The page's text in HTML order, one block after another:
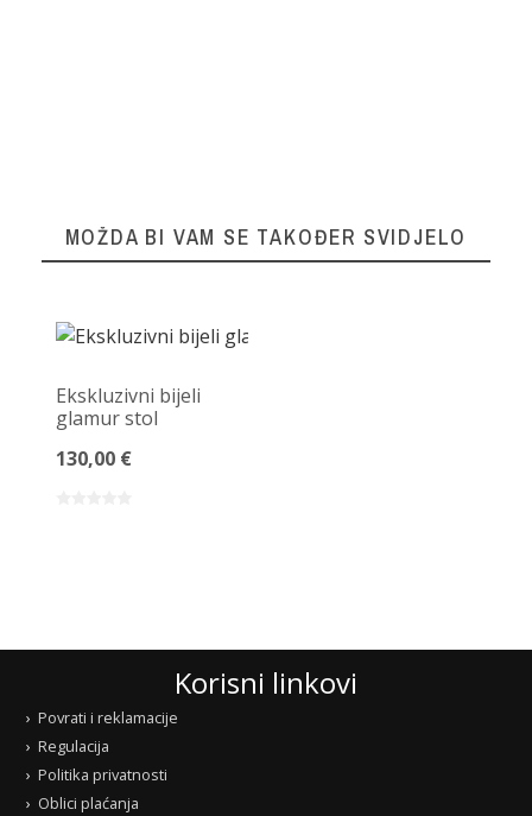
MOŽDA BI VAM SE TAKOĐER SVIDJELO
Ekskluzivni bijeli
glamur stol
130,00 €
Korisni linkovi
Povrati i reklamacije
Regulacija
Politika privatnosti
Oblici plaćanja